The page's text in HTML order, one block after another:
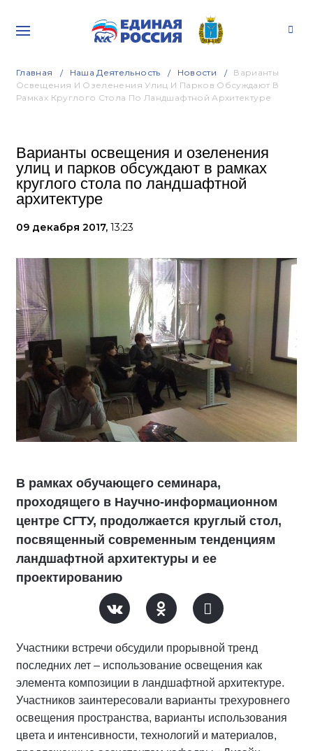
Главная Наша Деятельность Новости
Варианты
Освещения И Озеленения Улиц И Парков Обсуждают В
Рамках Круглого Стола По Ландшафтной Архитектуре
Варианты освещения и озеленения
улиц и парков обсуждают в рамках
круглого стола по ландшафтной
архитектуре
09 декабря 2017, 13:23
В рамках обучающего семинара,
проходящего в Научно-информационном
центре СГТУ, продолжается круглый стол,
посвященный современным тенденциям
ландшафтной архитектуры и ее
проектированию
Участники встречи обсудили прорывной тренд
последних лет – использование освещения как
элемента композиции в ландшафтной архитектуре.
Участников заинтересовали варианты трехуровнего
освещения пространства, варианты использования
цвета и интенсивности, технологий и материалов,